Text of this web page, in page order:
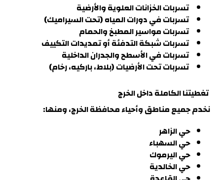
تسربات الخزانات العلوية والأرضية
تسربات في دورات المياه (تحت السيراميك)
تسربات مواسير المطبخ والحمام
تسربات شبكة التدفئة أو تمديدات التكييف
تسربات في الأسطح والجدران الداخلية
تسربات تحت الأرضيات (بلاط، باركيه، رخام)
تغطيتنا الكاملة داخل الخرج
نخدم جميع مناطق وأحياء محافظة الخرج، ومنها:
حي الزاهر
حي السهباء
حي اليرموك
حي الخالدية